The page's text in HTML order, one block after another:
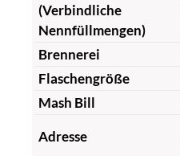
(Verbindliche
Nennfüllmengen)
Brennerei
Flaschengröße
Mash Bill
Adresse